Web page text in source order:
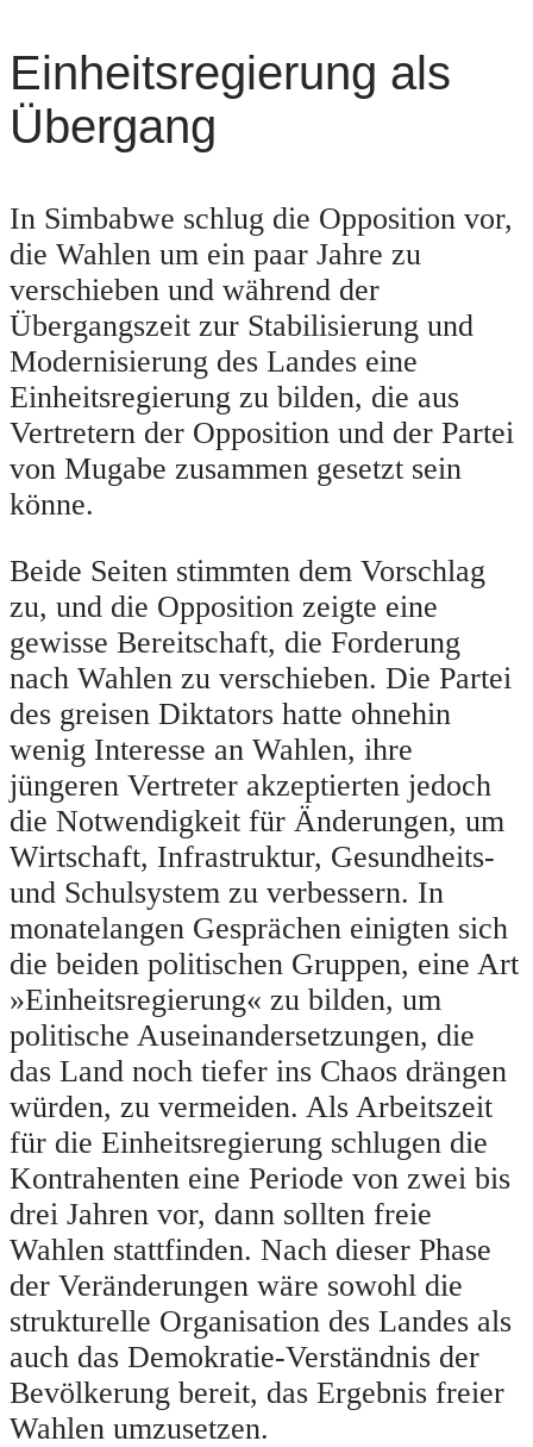
Einheitsregierung als
Übergang
In Simbabwe schlug die Opposition vor,
die Wahlen um ein paar Jahre zu
verschieben und während der
Übergangszeit zur Stabilisierung und
Modernisierung des Landes eine
Einheitsregierung zu bilden, die aus
Vertretern der Opposition und der Partei
von Mugabe zusammen gesetzt sein
könne.
Beide Seiten stimmten dem Vorschlag
zu, und die Opposition zeigte eine
gewisse Bereitschaft, die Forderung
nach Wahlen zu verschieben. Die Partei
des greisen Diktators hatte ohnehin
wenig Interesse an Wahlen, ihre
jüngeren Vertreter akzeptierten jedoch
die Notwendigkeit für Änderungen, um
Wirtschaft, Infrastruktur, Gesundheits-
und Schulsystem zu verbessern. In
monatelangen Gesprächen einigten sich
die beiden politischen Gruppen, eine Art
»Einheitsregierung« zu bilden, um
politische Auseinandersetzungen, die
das Land noch tiefer ins Chaos drängen
würden, zu vermeiden. Als Arbeitszeit
für die Einheitsregierung schlugen die
Kontrahenten eine Periode von zwei bis
drei Jahren vor, dann sollten freie
Wahlen stattfinden. Nach dieser Phase
der Veränderungen wäre sowohl die
strukturelle Organisation des Landes als
auch das Demokratie-Verständnis der
Bevölkerung bereit, das Ergebnis freier
Wahlen umzusetzen.